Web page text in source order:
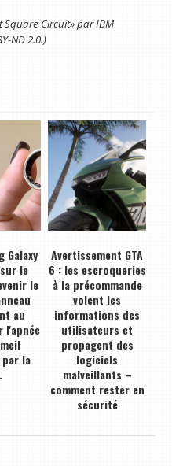
Square Circuit» par IBM
ND 2.0.)
Galaxy
le
le
au
l'apnée
la
Avertissement GTA
6 : les escroqueries
à la précommande
volent les
informations des
utilisateurs et
propagent des
logiciels
malveillants –
comment rester en
sécurité